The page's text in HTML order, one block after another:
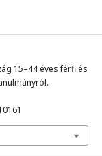
15–44 éves férfi és